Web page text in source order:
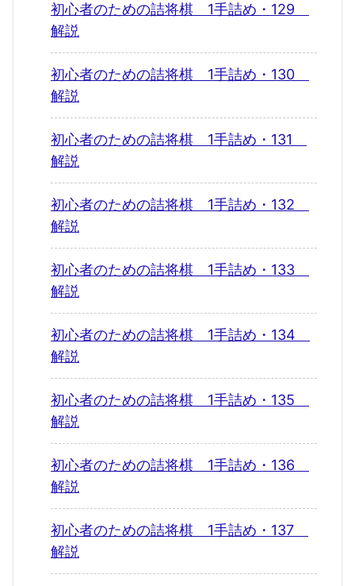
初心者のための詰将棋 1手詰め・129
解説
初心者のための詰将棋 1手詰め・130
解説
初心者のための詰将棋 1手詰め・131
解説
初心者のための詰将棋 1手詰め・132
解説
初心者のための詰将棋 1手詰め・133
解説
初心者のための詰将棋 1手詰め・134
解説
初心者のための詰将棋 1手詰め・135
解説
初心者のための詰将棋 1手詰め・136
解説
初心者のための詰将棋 1手詰め・137
解説